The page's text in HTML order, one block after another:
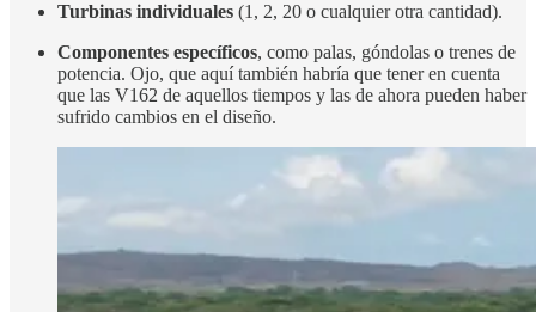
Turbinas individuales (1, 2, 20 o cualquier otra cantidad).
Componentes específicos, como palas, góndolas o trenes de
potencia. Ojo, que aquí también habría que tener en cuenta
que las V162 de aquellos tiempos y las de ahora pueden haber
sufrido cambios en el diseño.